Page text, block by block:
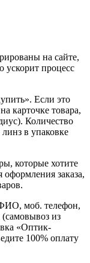
на сайте,
ускорит процесс
Если это
карточке товара,
Количество
линз в упаковке
которые хотите
оформления заказа,
моб. телефон,
(самовывоз из
«Оптик-
100% оплату